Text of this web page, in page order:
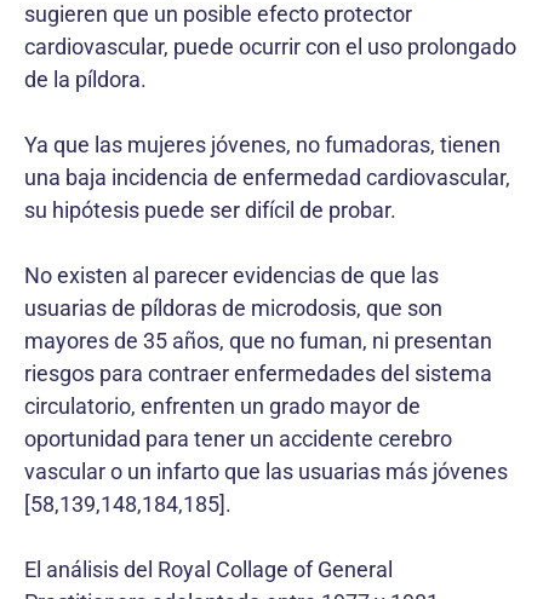
sugieren que un posible efecto protector
cardiovascular, puede ocurrir con el uso prolongado
de la píldora.
Ya que las mujeres jóvenes, no fumadoras, tienen
una baja incidencia de enfermedad cardiovascular,
su hipótesis puede ser difícil de probar.
No existen al parecer evidencias de que las
usuarias de píldoras de microdosis, que son
mayores de 35 años, que no fuman, ni presentan
riesgos para contraer enfermedades del sistema
circulatorio, enfrenten un grado mayor de
oportunidad para tener un accidente cerebro
vascular o un infarto que las usuarias más jóvenes
[58,139,148,184,185].
El análisis del Royal Collage of General